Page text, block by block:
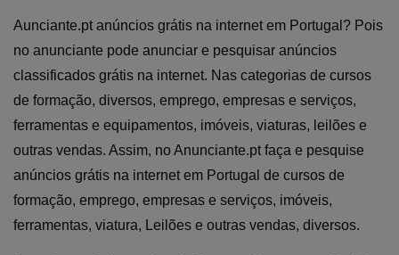
Aunciante.pt anúncios grátis na internet em Portugal? Pois
no anunciante pode anunciar e pesquisar anúncios
classificados grátis na internet. Nas categorias de cursos
de formação, diversos, emprego, empresas e serviços,
ferramentas e equipamentos, imóveis, viaturas, leilões e
outras vendas. Assim, no Anunciante.pt faça e pesquise
anúncios grátis na internet em Portugal de cursos de
formação, emprego, empresas e serviços, imóveis,
ferramentas, viatura, Leilões e outras vendas, diversos.